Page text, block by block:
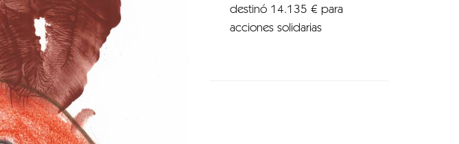
destinó 14.135 € para
acciones solidarias